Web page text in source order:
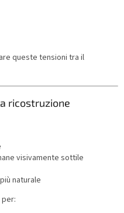
queste tensioni tra il
ricostruzione
visivamente sottile
naturale